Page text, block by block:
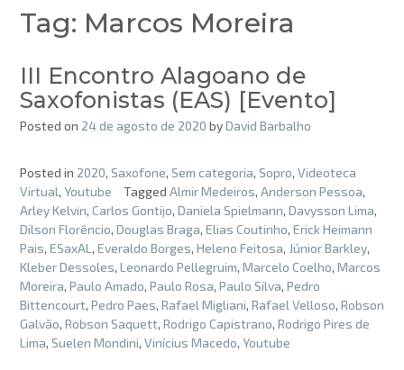
Tag: Marcos Moreira
III Encontro Alagoano de
Saxofonistas (EAS) [Evento]
Posted on 24 de agosto de 2020 byDavid Barbalho
Posted in 2020, Saxofone, Sem categoria, Sopro, Videoteca
Virtual, Youtube Tagged Almir Medeiros, Anderson Pessoa,
Arley Kelvin, Carlos Gontijo, Daniela Spielmann, Davysson Lima,
Dilson Florêncio, Douglas Braga, Elias Coutinho, Erick Heimann
Pais, ESaxAL , Everaldo Borges, Heleno Feitosa, Júnior Barkley,
Kleber Dessoles, Leonardo Pellegruim, Marcelo Coelho, Marcos
Moreira, Paulo Amado, Paulo Rosa, Paulo Silva, Pedro
Bittencourt, Pedro Paes, Rafael Migliani, Rafael Velloso, Robson
Galvão, Robson Saquett, Rodrigo Capistrano, Rodrigo Pires de
Lima, Suelen Mondini, Vinícius Macedo, Youtube